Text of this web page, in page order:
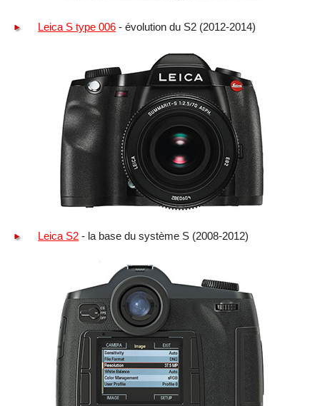
Leica S type 006 - évolution du S2 (2012-2014)
Leica S2 - la base du système S (2008-2012)